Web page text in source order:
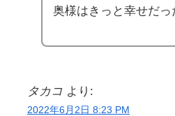
奥様はきっと幸せだっ
タカコ より:
2022年6月2日 8:23 PM